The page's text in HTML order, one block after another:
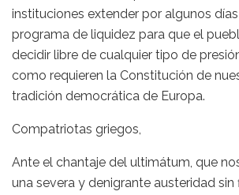
instituciones extender por algunos
programa de liquidez para que el
decidir libre de cualquier tipo de
como requieren la Constitución de
tradición democrática de Europa.
Compatriotas griegos,
Ante el chantaje del ultimátum, que
una severa y denigrante austeridad sin